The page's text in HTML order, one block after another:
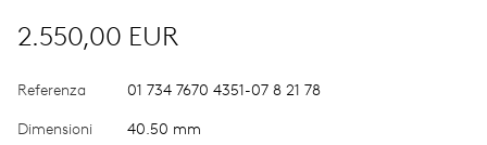
2.550,00 EUR
Referenza 01 734 7670 4351-07 8 21 78
Dimensioni 40.50 mm